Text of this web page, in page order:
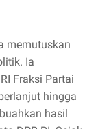
memutuskan
Ia
Fraksi Partai
hingga
hasil